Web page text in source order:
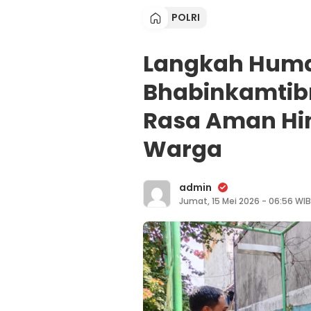
POLRI
Langkah
Rasa Aman
Warga
admin
Jumat, 15 Mei 2026 - 06:56 WIB